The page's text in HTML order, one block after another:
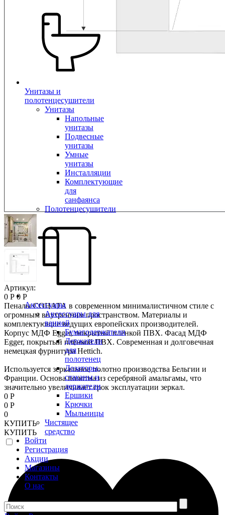
Унитазы и
полотенцесушители
Унитазы
Напольные
унитазы
Подвесные
унитазы
Умные
унитазы
Инсталляции
Комплектующие
для
санфаянса
Полотенцесушители
Аксессуары
Аксессуары для
ванной
Бумагодержатели
Держатели
для
полотенец
Дозаторы,
стаканы и
держатели
Ершики
Крючки
Мыльницы
Чистящее
средство
Войти
Регистрация
Акции
Магазины
Контакты
О нас
Артикул:
0 Р 0 Р
Пеналы СОНАТА в современном минималистичном стиле с
огромным внутренним пространством. Материалы и
комплектующие ведущих европейских производителей.
Корпус МДФ Egger, покрытый плёнкой ПВХ. Фасад МДФ
Egger, покрытый плёнкой ПВХ. Современная и долговечная
немецкая фурнитура Hettich.
Используется зеркальное полотно производства Бельгии и
Франции. Основа полотна из серебряной амальгамы, что
значительно увеличивает срок эксплуатации зеркал.
0 Р
0 Р
0
КУПИТЬ
КУПИТЬ